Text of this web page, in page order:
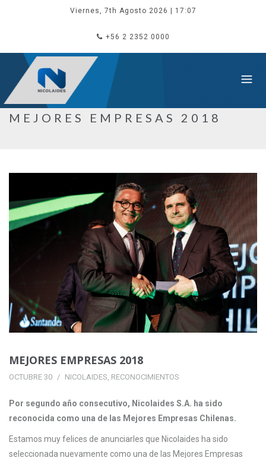
Viernes, 7th Agosto 2026 | 17:07
+56 2 2352 0000
MEJORES EMPRESAS 2018
MEJORES EMPRESAS 2018
OCTUBRE 30 NICOLAIDES, RECONOCIMIENTOS
Por segundo año consecutivo, Nicolaides S.A. ha sido
reconocida como una de las Mejores Empresas Chilenas.
Estamos muy felices de anunciarles que Nicolaides ha sido
seleccionada nuevamente como una de las Mejores Empresas